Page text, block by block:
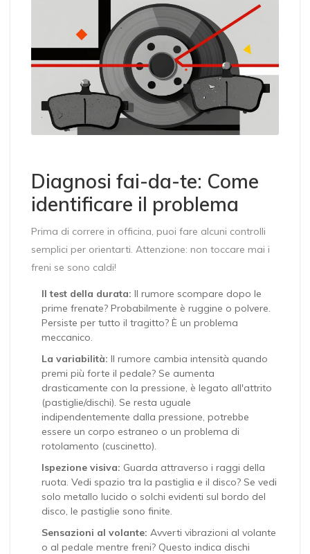
Diagnosi fai-da-te: Come
identificare il problema
Prima di correre in officina, puoi fare alcuni controlli
semplici per orientarti. Attenzione: non toccare mai i
freni se sono caldi!
Il test della durata: Il rumore scompare dopo le
prime frenate? Probabilmente è ruggine o polvere.
Persiste per tutto il tragitto? È un problema
meccanico.
La variabilità: Il rumore cambia intensità quando
premi più forte il pedale? Se aumenta
drasticamente con la pressione, è legato all'attrito
(pastiglie/dischi). Se resta uguale
indipendentemente dalla pressione, potrebbe
essere un corpo estraneo o un problema di
rotolamento (cuscinetto).
Ispezione visiva: Guarda attraverso i raggi della
ruota. Vedi spazio tra la pastiglia e il disco? Se vedi
solo metallo lucido o solchi evidenti sul bordo del
disco, le pastiglie sono finite.
Sensazioni al volante: Avverti vibrazioni al volante
o al pedale mentre freni? Questo indica dischi